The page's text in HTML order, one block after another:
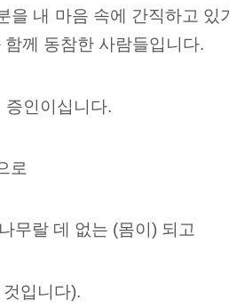
내 마음 속에 간직하고 있
께 동참한 사람들입니다.
증인이십니다.
로
무랄 데 없는 (몸이) 되고
입니다).